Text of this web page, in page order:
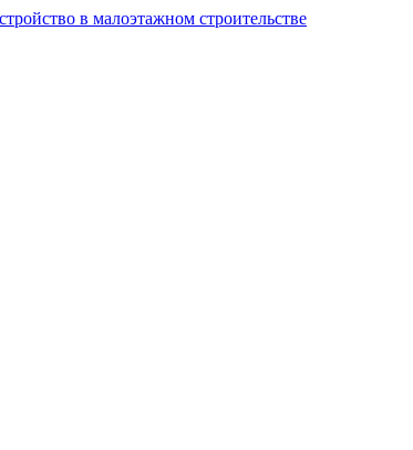
в малоэтажном строительстве